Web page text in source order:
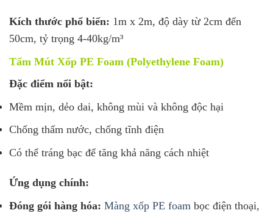
Kích thước phổ biến: 1m x 2m, độ dày từ 2cm đến
50cm, tỷ trọng 4-40kg/m³
Tấm Mút Xốp PE Foam (Polyethylene Foam)
Đặc điểm nổi bật:
Mềm mịn, dẻo dai, không mùi và không độc hại
Chống thấm nước, chống tĩnh điện
Có thể tráng bạc để tăng khả năng cách nhiệt
Ứng dụng chính:
Đóng gói hàng hóa: Màng xốp PE foam bọc điện thoại,